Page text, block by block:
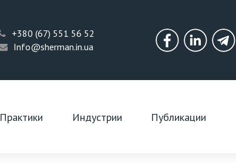
+380 (67) 551 56 52
Info@sherman.in.ua
Практики Индустрии Публикации